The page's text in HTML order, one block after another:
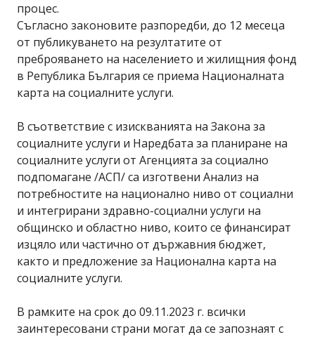
процес.
Съгласно законовите разпоредби, до 12 месеца
от публикуването на резултатите от
преброяването на населението и жилищния фонд
в Република България се приема Националната
карта на социалните услуги.
В съответствие с изискванията на Закона за
социалните услуги и Наредбата за планиране на
социалните услуги от Агенцията за социално
подпомагане /АСП/ са изготвени Анализ на
потребностите на национално ниво от социални
и интегрирани здравно-социални услуги на
общинско и областно ниво, които се финансират
изцяло или частично от държавния бюджет,
както и предложение за Национална карта на
социалните услуги.
В рамките на срок до 09.11.2023 г. всички
заинтересовани страни могат да се запознаят с